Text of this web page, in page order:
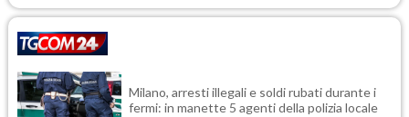
Milano, arresti illegali e soldi rubati durante i
fermi: in manette 5 agenti della polizia locale